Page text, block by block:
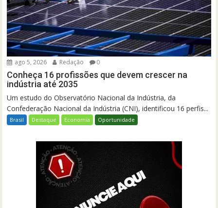
ago 5, 2026 Redação 0
Conheça 16 profissões que devem crescer na
indústria até 2035
Um estudo do Observatório Nacional da Indústria, da
Confederação Nacional da Indústria (CNI), identificou 16 perfis...
Brasil Destaque Economia Oportunidade